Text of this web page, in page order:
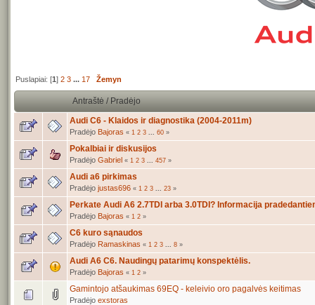
Puslapiai: [1]2 3 ... 17 Žemyn
Antraštė / Pradėjo
Audi C6 - Klaidos ir diagnostika (2004-2011m)
Pradėjo Bajoras « 1 2 3 60 »
Pokalbiai ir diskusijos
Pradėjo Gabriel « 1 2 3 457 »
Audi a6 pirkimas
Pradėjo justas696 « 1 2 3 23 »
Perkate Audi A6 2.7TDI arba 3.0TDI? Informacija
Pradėjo Bajoras « 1 2 »
C6 kuro sąnaudos
Pradėjo Ramaskinas « 1 2 3 8 »
Audi A6 C6. Naudingų patarimų konspektėlis.
Pradėjo Bajoras « 1 2 »
Gamintojo atšaukimas 69EQ - keleivio oro pagalvės keitimas
Pradėjo exstoras